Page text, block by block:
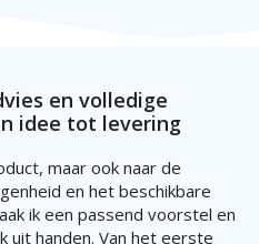
en volledige
idee tot levering
maar ook naar de
en het beschikbare
ik een passend voorstel en
uit handen. Van het eerste